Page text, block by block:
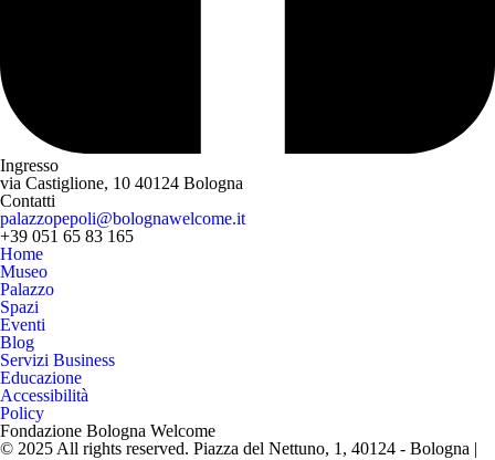
Ingresso
via Castiglione, 10 40124 Bologna
Contatti
palazzopepoli@bolognawelcome.it
+39 051 65 83 165
Home
Museo
Palazzo
Spazi
Eventi
Blog
Servizi Business
Educazione
Accessibilità
Policy
Fondazione Bologna Welcome
© 2025 All rights reserved. Piazza del Nettuno, 1, 40124 - Bologna |